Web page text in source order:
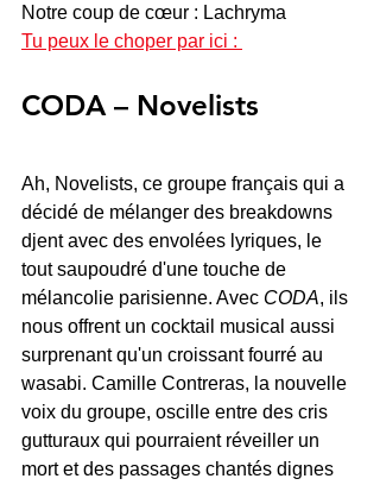
Notre coup de cœur : Lachryma
Tu peux le choper par ici :
CODA – Novelists
Ah, Novelists, ce groupe français qui a
décidé de mélanger des breakdowns
djent avec des envolées lyriques, le
tout saupoudré d'une touche de
mélancolie parisienne. Avec CODA, ils
nous offrent un cocktail musical aussi
surprenant qu'un croissant fourré au
wasabi. Camille Contreras, la nouvelle
voix du groupe, oscille entre des cris
gutturaux qui pourraient réveiller un
mort et des passages chantés dignes